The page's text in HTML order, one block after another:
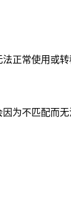
常使用或
为不匹配而